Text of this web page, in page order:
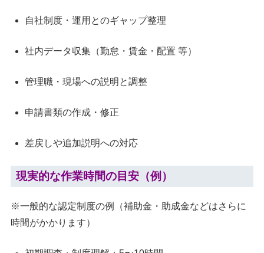
自社制度・運用とのギャップ整理
社内データ収集（勤怠・賃金・配置 等）
管理職・現場への説明と調整
申請書類の作成・修正
差戻しや追加説明への対応
現実的な作業時間の目安（例）
※一般的な認定制度の例（補助金・助成金などはさらに
時間がかかります）